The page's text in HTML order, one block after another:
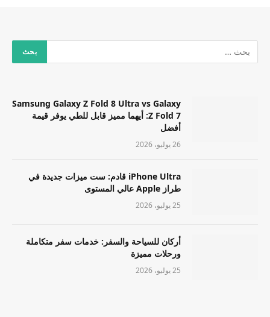
Samsung Galaxy Z Fold 8 Ultra vs Galaxy
Z Fold 7: أيهما مميز قابل للطي يوفر قيمة
أفضل
26 يوليو، 2026
iPhone Ultra قادم: ست ميزات جديدة في
طراز Apple عالي المستوى
25 يوليو، 2026
أركان للسياحة والسفر: خدمات سفر متكاملة
ورحلات مميزة
25 يوليو، 2026